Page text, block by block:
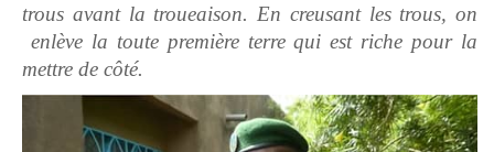
trous avant la troueaison. En creusant les trous, on
enlève la toute première terre qui est riche pour la
mettre de côté.